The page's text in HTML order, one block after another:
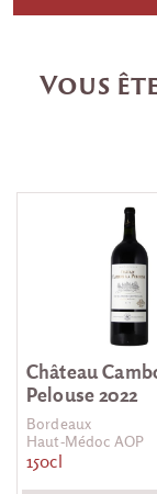
Vous
Château
Pelouse 2022
Bordeaux
Haut-Médoc AOP
150cl